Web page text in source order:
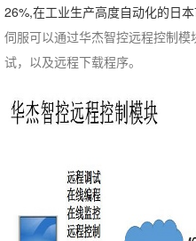
26%,在工业生产高度自动化的日
伺服可以通过华杰智控远程控制
试，以及远程下载程序。